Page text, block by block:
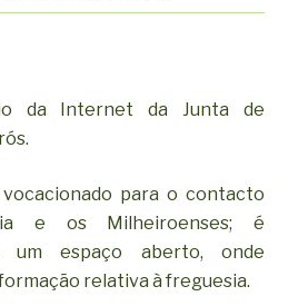
da Internet da Junta de
para o contacto
e os Milheiroenses; é
um espaço aberto, onde
relativa à freguesia.